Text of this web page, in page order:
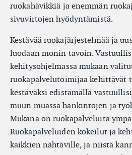
ruokahävikkiä ja enemmän
sivuvirtojen hyödyntämistä.
Kestävää ruokajärjestelmää ja
luodaan monin tavoin.
kehitysohjelmassa mukaan
ruokapalvelutoimijaa kehittävät
kestäväksi edistämällä
muun muassa hankintojen ja
Mukana on ruokapalveluita
Ruokapalveluiden kokeilut ja
kaikkien nähtäville, ja niistä